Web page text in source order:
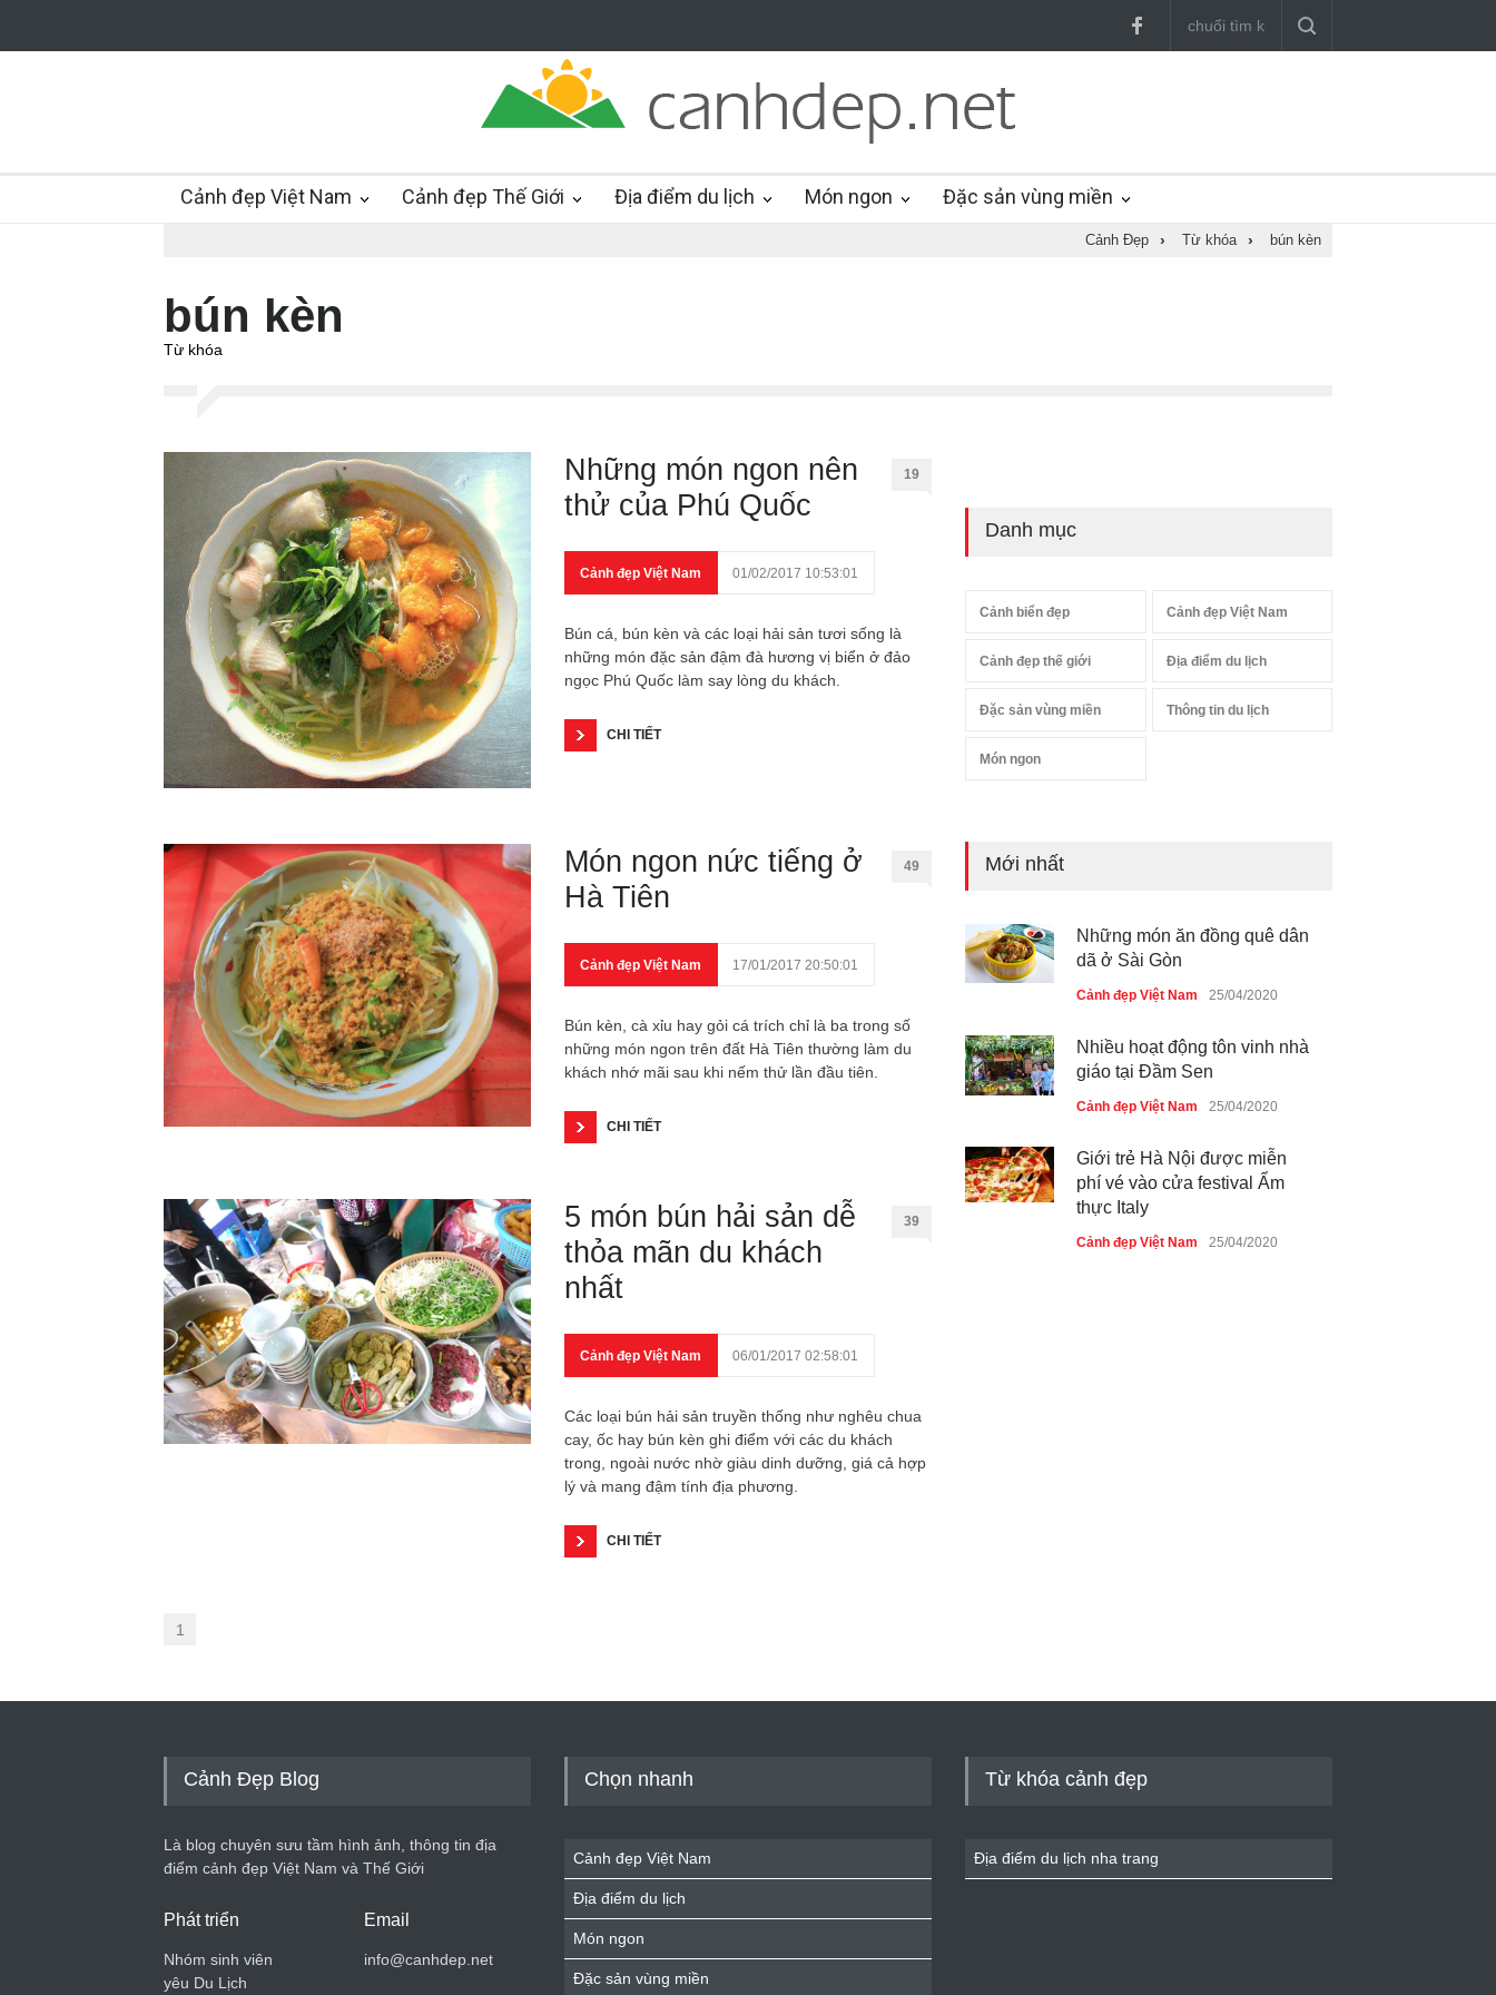
Cảnh đẹp Việt Nam Cảnh đẹp Thế Giới Địa điểm du lịch Món ngon Đặc sản vùng miền
Cảnh Đẹp › Từ khóa › bún kèn
bún kèn
Từ khóa
Những món ngon nên
thử của Phú Quốc
19
Cảnh đẹp Việt Nam 01/02/2017 10:53:01
Bún cá, bún kèn và các loại hải sản tươi sống là
những món đặc sản đậm đà hương vị biển ở đảo
ngọc Phú Quốc làm say lòng du khách.
CHI TIẾT
Món ngon nức tiếng ở
Hà Tiên
49
Cảnh đẹp Việt Nam 17/01/2017 20:50:01
Bún kèn, cà xỉu hay gỏi cá trích chỉ là ba trong số
những món ngon trên đất Hà Tiên thường làm du
khách nhớ mãi sau khi nếm thử lần đầu tiên.
CHI TIẾT
5 món bún hải sản dễ
thỏa mãn du khách
nhất
39
Cảnh đẹp Việt Nam 06/01/2017 02:58:01
Các loại bún hải sản truyền thống như nghêu chua
cay, ốc hay bún kèn ghi điểm với các du khách
trong, ngoài nước nhờ giàu dinh dưỡng, giá cả hợp
lý và mang đậm tính địa phương.
CHI TIẾT
1
Danh mục
Cảnh biển đẹp Cảnh đẹp Việt Nam
Cảnh đẹp thế giới Địa điểm du lịch
Đặc sản vùng miền Thông tin du lịch
Món ngon
Mới nhất
Những món ăn đồng quê dân
dã ở Sài Gòn
Cảnh đẹp Việt Nam 25/04/2020
Nhiều hoạt động tôn vinh nhà
giáo tại Đầm Sen
Cảnh đẹp Việt Nam 25/04/2020
Giới trẻ Hà Nội được miễn
phí vé vào cửa festival Ẩm
thực Italy
Cảnh đẹp Việt Nam 25/04/2020
Cảnh Đẹp Blog
Là blog chuyên sưu tầm hình ảnh, thông tin địa
điểm cảnh đẹp Việt Nam và Thế Giới
Phát triển
Nhóm sinh viên
yêu Du Lịch
Email
info@canhdep.net
Chọn nhanh
Cảnh đẹp Việt Nam
Địa điểm du lịch
Món ngon
Đặc sản vùng miền
Từ khóa cảnh đẹp
Địa điểm du lịch nha trang